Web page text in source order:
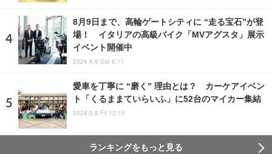
8月9日まで、高輪ゲートシティに “走る宝石”が登
場！ イタリアの高級バイク「MVアグスタ」展示
イベント開催中
2026.8.8 Sat 6:11
愛車を丁寧に “磨く” 理由とは？ カーケアイベン
ト「くるままていらいふ」に52台のマイカー集結
2026.5.8 Fri 12:10
ランキングをもっと見る